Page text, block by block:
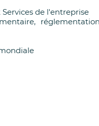
de l'entreprise